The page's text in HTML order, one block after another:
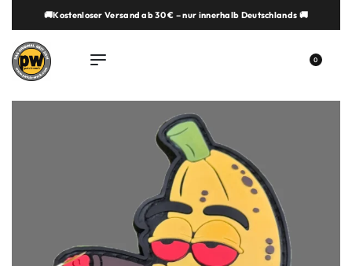
springen🚚Kostenloser Versand ab 30 € – nur innerhalb Deutschlands 🚚
0